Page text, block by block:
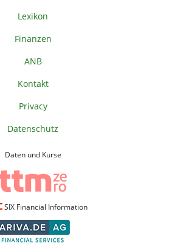
Lexikon
Finanzen
ANB
Kontakt
Privacy
Datenschutz
Daten und Kurse
SIX Financial Information